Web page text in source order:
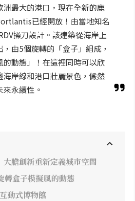
洲最大的港口，現在全新的鹿
已經開放！由當地知名
操刀設計。該建築從海岸上
由5個旋轉的「盒子」組成，
的動態」！在這裡同時可以欣
海岸線和港口壯麗景色，儼然
永續性。
膽創新重新定義城市空間
盒子模擬風的動態
動式博物館